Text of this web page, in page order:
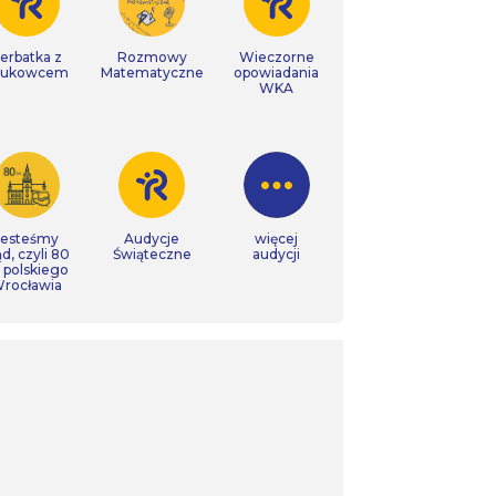
z
Rozmowy
Matematyczne
Wieczorne
opowiadania
WKA
czyli 80
polskiego
Audycje
Świąteczne
więcej
audycji